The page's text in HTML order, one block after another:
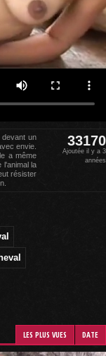
un
envie.
a même
l'animal la
résister
33170
Ajoutée il y a 3
années
LES PLUS VUES DATE